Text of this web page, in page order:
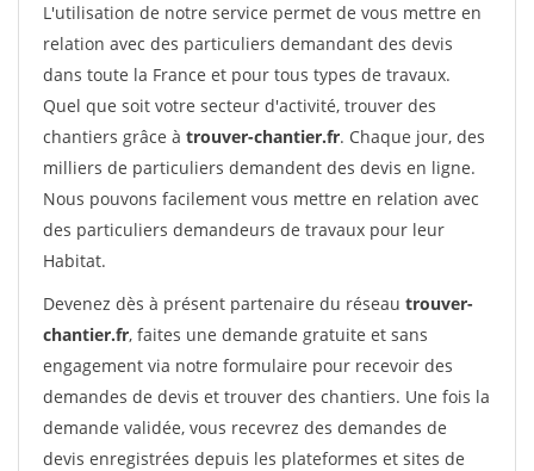
L'utilisation de notre service permet de vous mettre en
relation avec des particuliers demandant des devis
dans toute la France et pour tous types de travaux.
Quel que soit votre secteur d'activité, trouver des
chantiers grâce à trouver-chantier.fr. Chaque jour, des
milliers de particuliers demandent des devis en ligne.
Nous pouvons facilement vous mettre en relation avec
des particuliers demandeurs de travaux pour leur
Habitat.
Devenez dès à présent partenaire du réseau trouver-
chantier.fr, faites une demande gratuite et sans
engagement via notre formulaire pour recevoir des
demandes de devis et trouver des chantiers. Une fois la
demande validée, vous recevrez des demandes de
devis enregistrées depuis les plateformes et sites de